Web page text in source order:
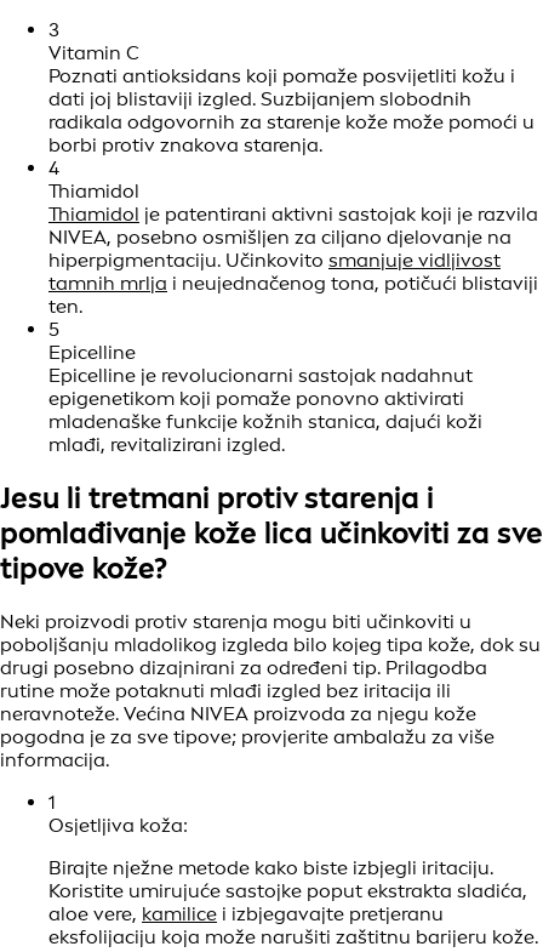
3
Vitamin C
Poznati antioksidans koji pomaže posvijetliti kožu i
dati joj blistaviji izgled. Suzbijanjem slobodnih
radikala odgovornih za starenje kože može pomoći u
borbi protiv znakova starenja.
4
Thiamidol
Thiamidol je patentirani aktivni sastojak koji je razvila
NIVEA, posebno osmišljen za ciljano djelovanje na
hiperpigmentaciju. Učinkovito smanjuje vidljivost
tamnih mrlja i neujednačenog tona, potičući blistaviji
ten.
5
Epicelline
Epicelline je revolucionarni sastojak nadahnut
epigenetikom koji pomaže ponovno aktivirati
mladenaške funkcije kožnih stanica, dajući koži
mlađi, revitalizirani izgled.
Jesu li tretmani protiv starenja i
pomlađivanje kože lica učinkoviti za sve
tipove kože?
Neki proizvodi protiv starenja mogu biti učinkoviti u
poboljšanju mladolikog izgleda bilo kojeg tipa kože, dok su
drugi posebno dizajnirani za određeni tip. Prilagodba
rutine može potaknuti mlađi izgled bez iritacija ili
neravnoteže. Većina NIVEA proizvoda za njegu kože
pogodna je za sve tipove; provjerite ambalažu za više
informacija.
1
Osjetljiva koža:
Birajte nježne metode kako biste izbjegli iritaciju.
Koristite umirujuće sastojke poput ekstrakta sladića,
aloe vere, kamilice i izbjegavajte pretjeranu
eksfolijaciju koja može narušiti zaštitnu barijeru kože.